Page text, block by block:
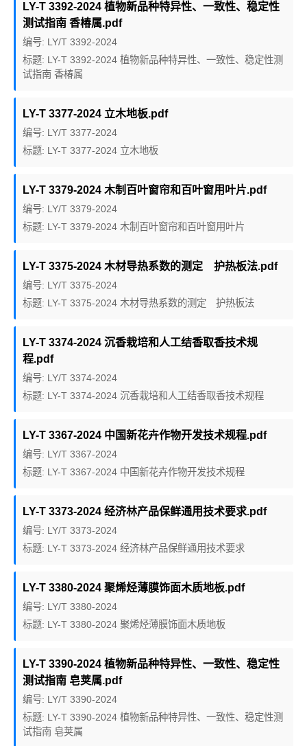
LY-T 3392-2024 植物新品种特异性、一致性、稳定性
测试指南 香椿属.pdf
编号: LY/T 3392-2024
标题: LY-T 3392-2024 植物新品种特异性、一致性、稳定性测
试指南 香椿属
LY-T 3377-2024 立木地板.pdf
编号: LY/T 3377-2024
标题: LY-T 3377-2024 立木地板
LY-T 3379-2024 木制百叶窗帘和百叶窗用叶片.pdf
编号: LY/T 3379-2024
标题: LY-T 3379-2024 木制百叶窗帘和百叶窗用叶片
LY-T 3375-2024 木材导热系数的测定 护热板法.pdf
编号: LY/T 3375-2024
标题: LY-T 3375-2024 木材导热系数的测定 护热板法
LY-T 3374-2024 沉香栽培和人工结香取香技术规
程.pdf
编号: LY/T 3374-2024
标题: LY-T 3374-2024 沉香栽培和人工结香取香技术规程
LY-T 3367-2024 中国新花卉作物开发技术规程.pdf
编号: LY/T 3367-2024
标题: LY-T 3367-2024 中国新花卉作物开发技术规程
LY-T 3373-2024 经济林产品保鲜通用技术要求.pdf
编号: LY/T 3373-2024
标题: LY-T 3373-2024 经济林产品保鲜通用技术要求
LY-T 3380-2024 聚烯烃薄膜饰面木质地板.pdf
编号: LY/T 3380-2024
标题: LY-T 3380-2024 聚烯烃薄膜饰面木质地板
LY-T 3390-2024 植物新品种特异性、一致性、稳定性
测试指南 皂荚属.pdf
编号: LY/T 3390-2024
标题: LY-T 3390-2024 植物新品种特异性、一致性、稳定性测
试指南 皂荚属